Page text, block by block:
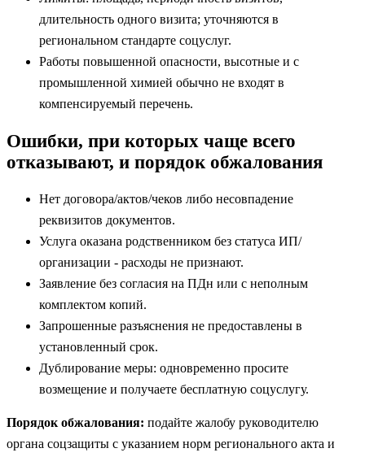
длительность одного визита; уточняются в
региональном стандарте соцуслуг.
Работы повышенной опасности, высотные и с
промышленной химией обычно не входят в
компенсируемый перечень.
Ошибки, при которых чаще всего
отказывают, и порядок обжалования
Нет договора/актов/чеков либо несовпадение
реквизитов документов.
Услуга оказана родственником без статуса ИП/
организации - расходы не признают.
Заявление без согласия на ПДн или с неполным
комплектом копий.
Запрошенные разъяснения не предоставлены в
установленный срок.
Дублирование меры: одновременно просите
возмещение и получаете бесплатную соцуслугу.
Порядок обжалования: подайте жалобу руководителю
органа соцзащиты с указанием норм регионального акта и